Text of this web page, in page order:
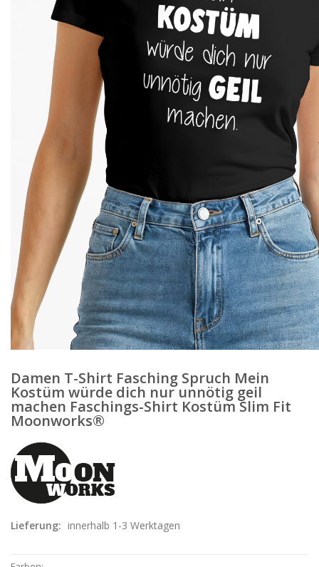
Damen T-Shirt Fasching Spruch Mein
Kostüm würde dich nur unnötig geil
machen Faschings-Shirt Kostüm Slim Fit
Moonworks®
Lieferung: innerhalb 1-3 Werktagen